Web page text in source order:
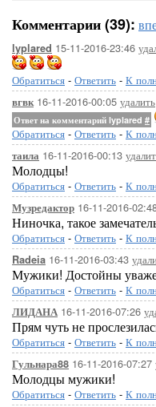
Комментарии (39):
lyplared 15-11-2016-23:46
Обратиться - Ответить - К
вгвк16-11-2016-00:05 удалить
Ответ на комментарий lyplared #
Обратиться - Ответить - К
таила 16-11-2016-00:13
Молодцы!
Обратиться - Ответить - К
Музредактор 16-11-2016-
Ниночка, такое
Обратиться - Ответить - К
Radeia 16-11-2016-03:43
Мужики! Достойны
Обратиться - Ответить - К
ЛИДАНА 16-11-2016-07:26
Прям чуть не
Обратиться - Ответить - К
Гульнара88 16-11-2016-07:27
Молодцы мужики!
Обратиться - Ответить - К